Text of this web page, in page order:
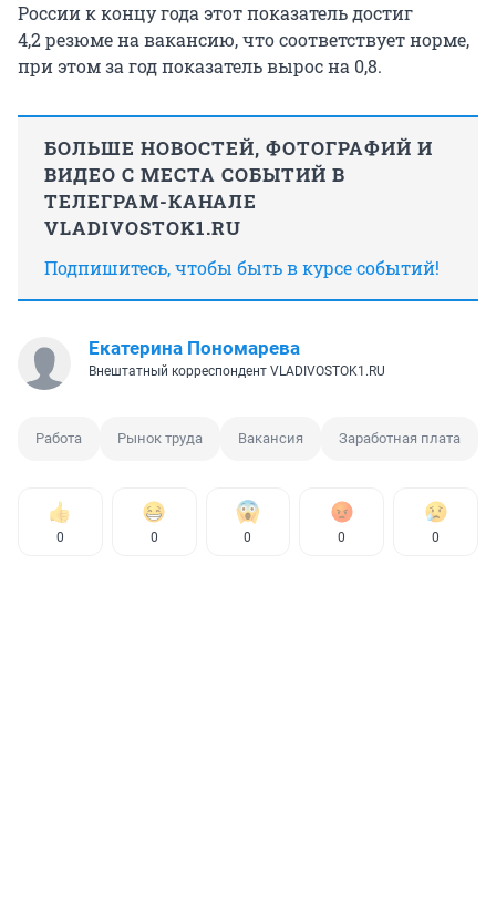
России к концу года этот показатель достиг
4,2 резюмена вакансию, что соответствует норме,
при этом за год показатель вырос на 0,8.
БОЛЬШЕ НОВОСТЕЙ, ФОТОГРАФИЙ И
ВИДЕО С МЕСТА СОБЫТИЙ В
ТЕЛЕГРАМ-КАНАЛЕ
VLADIVOSTOK1.RU
Подпишитесь, чтобы быть в курсе событий!
Екатерина Пономарева
Внештатный корреспондент VLADIVOSTOK1.RU
Работа Рынок труда Вакансия Заработная плата
0 0 0 0 0